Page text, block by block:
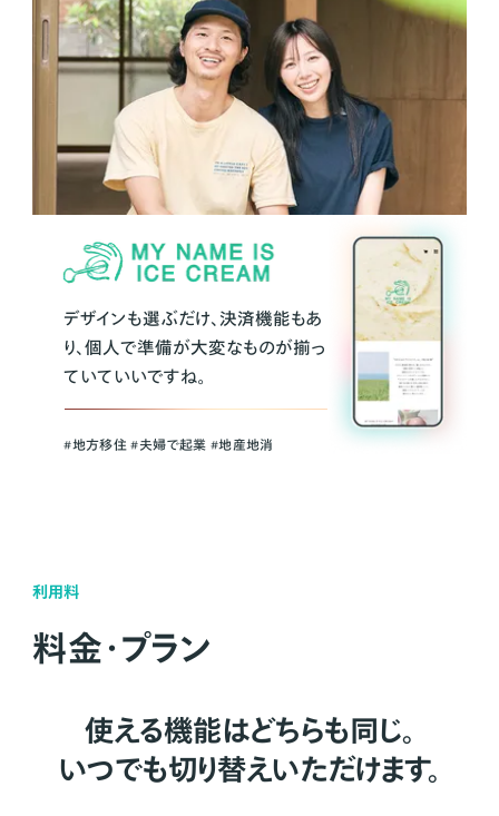
デザインも選ぶだけ、決済機能もあ
り、個人で準備が大変なものが揃っ
ていていいですね。
#地方移住 #夫婦で起業 #地産地消
利用料
料金・プラン
使える機能はどちらも同じ。
いつでも切り替えいただけます。